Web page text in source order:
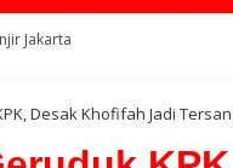
Jakarta
Desak Khofifah Jadi